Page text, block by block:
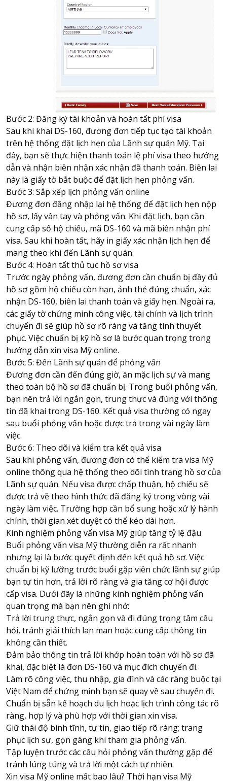
Bước 2: Đăng ký tài khoản và hoàn tất phí visa
Sau khi khai DS-160, đương đơn tiếp tục tạo tài khoản
trên hệ thống đặt lịch hẹn của Lãnh sự quán Mỹ. Tại
đây, bạn sẽ thực hiện thanh toán lệ phí visa theo hướng
dẫn và nhận biên nhận xác nhận đã thanh toán. Biên lai
này là giấy tờ bắt buộc để đặt lịch hẹn phỏng vấn.
Bước 3: Sắp xếp lịch phỏng vấn online
Đương đơn đăng nhập lại hệ thống để đặt lịch hẹn nộp
hồ sơ, lấy vân tay và phỏng vấn. Khi đặt lịch, bạn cần
cung cấp số hộ chiếu, mã DS-160 và mã biên nhận phí
visa. Sau khi hoàn tất, hãy in giấy xác nhận lịch hẹn để
mang theo khi đến Lãnh sự quán.
Bước 4: Hoàn tất thủ tục hồ sơ visa
Trước ngày phỏng vấn, đương đơn cần chuẩn bị đầy đủ
hồ sơ gồm hộ chiếu còn hạn, ảnh thẻ đúng chuẩn, xác
nhận DS-160, biên lai thanh toán và giấy hẹn. Ngoài ra,
các giấy tờ chứng minh công việc, tài chính và lịch trình
chuyến đi sẽ giúp hồ sơ rõ ràng và tăng tính thuyết
phục. Việc chuẩn bị kỹ hồ sơ là bước quan trọng trong
hướng dẫn xin visa Mỹ online.
Bước 5: Đến Lãnh sự quán để phỏng vấn
Đương đơn cần đến đúng giờ, ăn mặc lịch sự và mang
theo toàn bộ hồ sơ đã chuẩn bị. Trong buổi phỏng vấn,
bạn nên trả lời ngắn gọn, trung thực và đúng với thông
tin đã khai trong DS-160. Kết quả visa thường có ngay
sau buổi phỏng vấn hoặc được trả trong vài ngày làm
việc.
Bước 6: Theo dõi và kiểm tra kết quả visa
Sau khi phỏng vấn, đương đơn có thể kiểm tra visa Mỹ
online thông qua hệ thống theo dõi tình trạng hồ sơ của
Lãnh sự quán. Nếu visa được chấp thuận, hộ chiếu sẽ
được trả về theo hình thức đã đăng ký trong vòng vài
ngày làm việc. Trường hợp cần bổ sung hoặc xử lý hành
chính, thời gian xét duyệt có thể kéo dài hơn.
Kinh nghiệm phỏng vấn visa Mỹ giúp tăng tỷ lệ đậu
Buổi phỏng vấn visa Mỹ thường diễn ra rất nhanh
nhưng lại là bước quyết định đến kết quả hồ sơ. Việc
chuẩn bị kỹ lưỡng trước buổi gặp viên chức lãnh sự giúp
bạn tự tin hơn, trả lời rõ ràng và gia tăng cơ hội được
cấp visa. Dưới đây là những kinh nghiệm phỏng vấn
quan trọng mà bạn nên ghi nhớ:
Trả lời trung thực, ngắn gọn và đi đúng trọng tâm câu
hỏi, tránh giải thích lan man hoặc cung cấp thông tin
không cần thiết.
Đảm bảo thông tin trả lời khớp hoàn toàn với hồ sơ đã
khai, đặc biệt là đơn DS-160 và mục đích chuyến đi.
Làm rõ công việc, thu nhập, gia đình và các ràng buộc tại
Việt Nam để chứng minh bạn sẽ quay về sau chuyến đi.
Chuẩn bị sẵn kế hoạch du lịch hoặc lịch trình công tác rõ
ràng, hợp lý và phù hợp với thời gian xin visa.
Giữ thái độ bình tĩnh, tự tin, giao tiếp rõ ràng; trang
phục lịch sự, gọn gàng khi tham gia phỏng vấn.
Tập luyện trước các câu hỏi phỏng vấn thường gặp để
tránh lúng túng và trả lời một cách tự nhiên.
Xin visa Mỹ online mất bao lâu? Thời hạn visa Mỹ